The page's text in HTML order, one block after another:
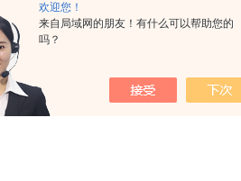
欢迎您！
来自局域网的朋友！有什么可以帮助您的
吗？